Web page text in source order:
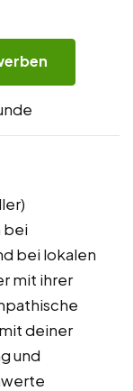
bei
bei lokalen
mit ihrer
deiner
und